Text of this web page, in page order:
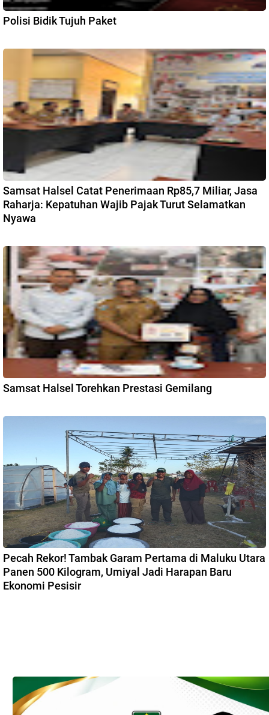
Polisi Bidik Tujuh Paket
Samsat Halsel Catat Penerimaan Rp85,7 Miliar, Jasa
Raharja: Kepatuhan Wajib Pajak Turut Selamatkan
Nyawa
Samsat Halsel Torehkan Prestasi Gemilang
Pecah Rekor! Tambak Garam Pertama di Maluku Utara
Panen 500 Kilogram, Umiyal Jadi Harapan Baru
Ekonomi Pesisir